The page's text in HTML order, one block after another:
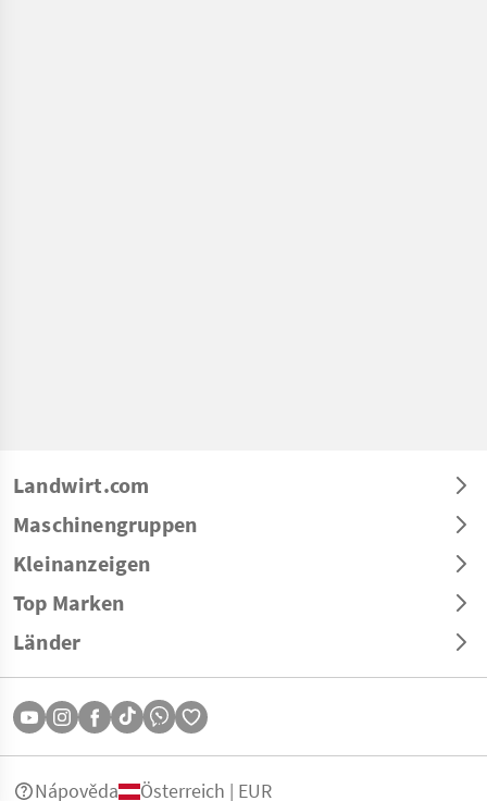
Landwirt.com
Maschinengruppen
Kleinanzeigen
Top Marken
Länder
Nápověda Österreich | EUR